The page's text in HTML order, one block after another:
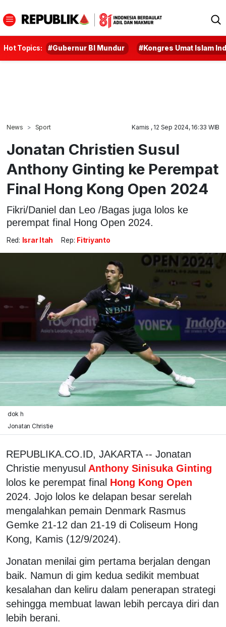
Hot Topics: #Gubernur BI Mundur #Kongres Umat Islam
News Sport Kamis , 12 Sep 2024, 16:33 WIB
Jonatan Christien Susul
Anthony Ginting ke Perempat
Final Hong Kong Open 2024
Fikri/Daniel dan Leo /Bagas juga lolos ke
perempat final Hong Open 2024.
Red: Israr Itah Rep: Fitriyanto
dok h
Jonatan Christie
REPUBLIKA.CO.ID, JAKARTA -- Jonatan
Christie menyusul Anthony Sinisuka Ginting
lolos ke perempat final Hong Kong Open
2024. Jojo lolos ke delapan besar serelah
mengalahkan pemain Denmark Rasmus
Gemke 21-12 dan 21-19 di Coliseum Hong
Kong, Kamis (12/9/2024).
Jonatan menilai gim pertama berjalan dengan
baik. Namun di gim kedua sedikit membuat
kesalahan dan keliru dalam penerapan strategi
sehingga membuat lawan lebih percaya diri dan
lebih berani.